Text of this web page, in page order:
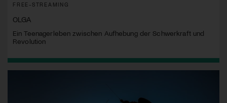
FREE-STREAMING
OLGA
Ein Teenagerleben zwischen Aufhebung der Schwerkraft und
Revolution